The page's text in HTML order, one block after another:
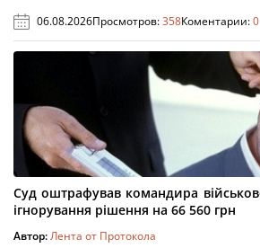
06.08.2026Просмотров:358Коментарии:0
Суд оштрафував командира
ігнорування рішення на 66 560 грн
Автор:Лента от Протокола